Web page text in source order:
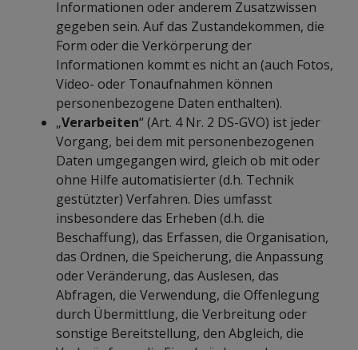
Informationen oder anderem Zusatzwissen
gegeben sein. Auf das Zustandekommen, die
Form oder die Verkörperung der
Informationen kommt es nicht an (auch Fotos,
Video- oder Tonaufnahmen können
personenbezogene Daten enthalten).
„Verarbeiten“ (Art. 4 Nr. 2 DS-GVO) ist jeder
Vorgang, bei dem mit personenbezogenen
Daten umgegangen wird, gleich ob mit oder
ohne Hilfe automatisierter (d.h. Technik
gestützter) Verfahren. Dies umfasst
insbesondere das Erheben (d.h. die
Beschaffung), das Erfassen, die Organisation,
das Ordnen, die Speicherung, die Anpassung
oder Veränderung, das Auslesen, das
Abfragen, die Verwendung, die Offenlegung
durch Übermittlung, die Verbreitung oder
sonstige Bereitstellung, den Abgleich, die